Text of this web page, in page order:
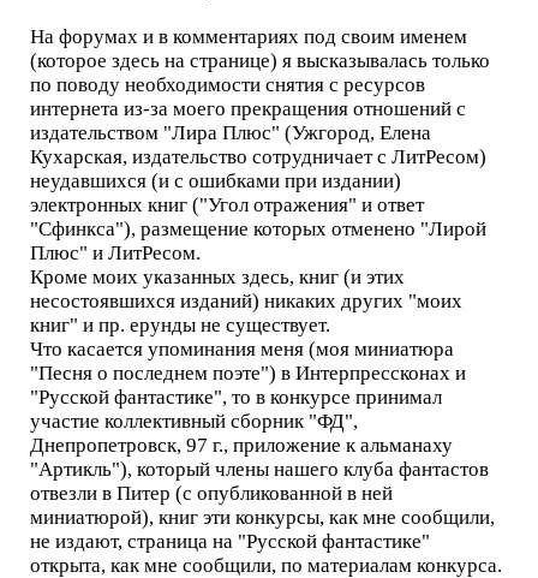
На форумах и в комментариях под своим именем
(которое здесь на странице) я высказывалась только
по поводу необходимости снятия с ресурсов
интернета из-за моего прекращения отношений с
издательством "Лира Плюс" (Ужгород, Елена
Кухарская, издательство сотрудничает с ЛитРесом)
неудавшихся (и с ошибками при издании)
электронных книг ("Угол отражения" и ответ
"Сфинкса"), размещение которых отменено "Лирой
Плюс" и ЛитРесом.
Кроме моих указанных здесь, книг (и этих
несостоявшихся изданий) никаких других "моих
книг" и пр. ерунды не существует.
Что касается упоминания меня (моя миниатюра
"Песня о последнем поэте") в Интерпрессконах и
"Русской фантастике", то в конкурсе принимал
участие коллективный сборник "ФД",
Днепропетровск, 97 г., приложение к альманаху
"Артикль"), который члены нашего клуба фантастов
отвезли в Питер (с опубликованной в ней
миниатюрой), книг эти конкурсы, как мне сообщили,
не издают, страница на "Русской фантастике"
открыта, как мне сообщили, по материалам конкурса.